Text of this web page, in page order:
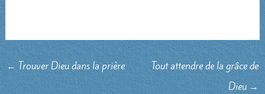
← Trouver Dieu dans la prière
Tout attendre de la grâce de
Dieu →